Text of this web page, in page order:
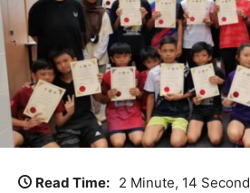
Read Time: 2 Minute, 14 Second